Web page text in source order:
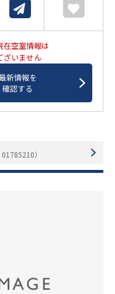
空室情報は
ざいません
新情報を
確認する
01785210）